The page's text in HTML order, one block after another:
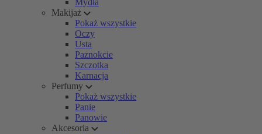
Mydła
Makijaż
Pokaż wszystkie
Oczy
Usta
Paznokcie
Szczotka
Karnacja
Perfumy
Pokaż wszystkie
Panie
Panowie
Akcesoria